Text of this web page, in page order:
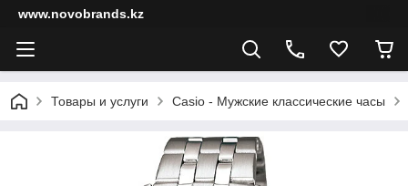
www.novobrands.kz
Товары и услуги Casio - Мужские классические часы